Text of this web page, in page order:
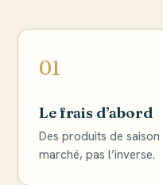
01
Le frais d’abord
Des produits de
marché, pas l’inverse.